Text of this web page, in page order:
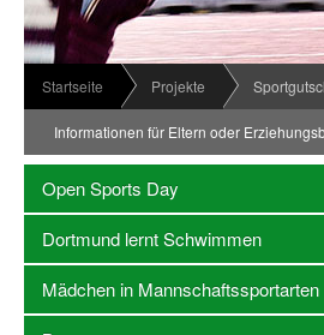
Passwort
Datenschutz
Wir über uns
Organisationsstruktur
News
Termine
Sportabzeichen
Downloadbereich
Newsletter Anmeldung
Startseite Projekte
Informationen für Eltern oder
Open Sports Day
Dortmund lernt Schwimmen
Mädchen in Mannschaftssportarten